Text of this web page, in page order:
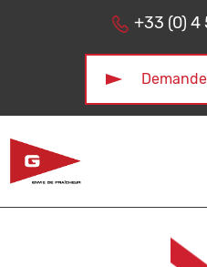
+33 (0) 4